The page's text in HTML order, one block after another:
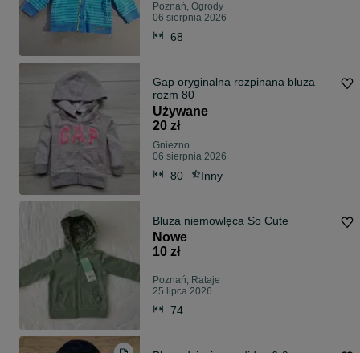
Poznań, Ogrody
06 sierpnia 2026
68
Gap oryginalna rozpinana bluza
rozm 80
Używane
20 zł
Gniezno
06 sierpnia 2026
80 Inny
Bluza niemowlęca So Cute
Nowe
10 zł
Poznań, Rataje
25 lipca 2026
74